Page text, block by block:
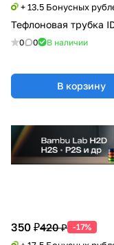
+ 13.5 Бонусных
Тефлоновая трубка
0 0 В наличии
В корзину
350 ₽420 ₽ -17%